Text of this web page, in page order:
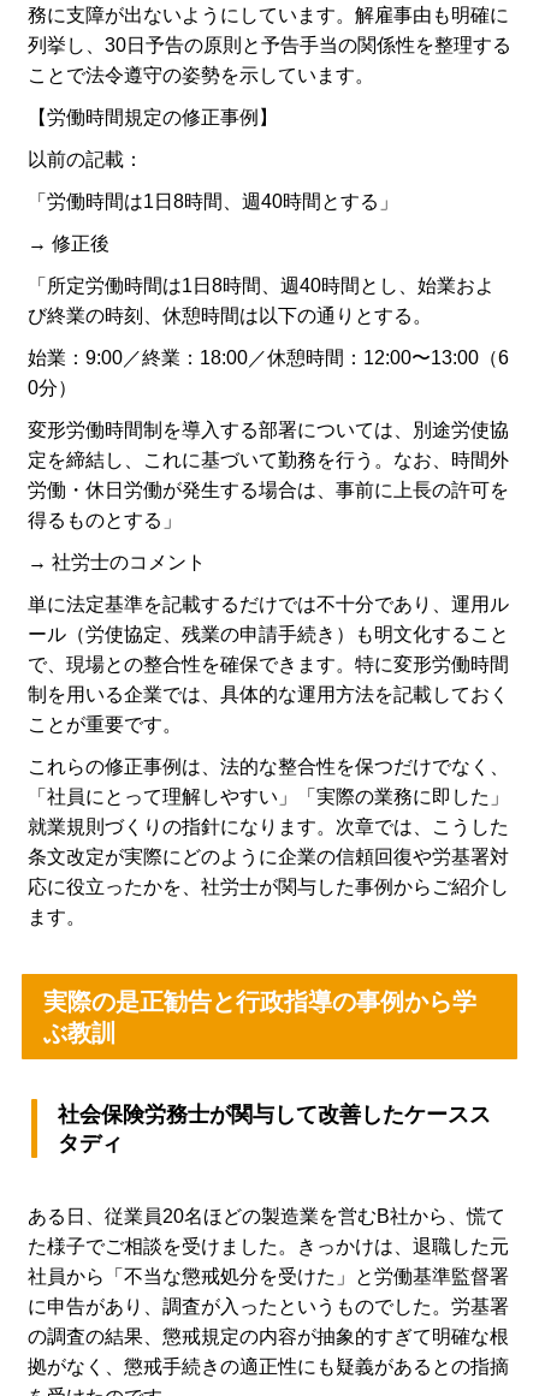
務に支障が出ないようにしています。解雇事由も明確に
列挙し、30日予告の原則と予告手当の関係性を整理する
ことで法令遵守の姿勢を示しています。
【労働時間規定の修正事例】
以前の記載：
「労働時間は1日8時間、週40時間とする」
→ 修正後
「所定労働時間は1日8時間、週40時間とし、始業およ
び終業の時刻、休憩時間は以下の通りとする。
始業：9:00／終業：18:00／休憩時間：12:00〜13:00（6
0分）
変形労働時間制を導入する部署については、別途労使協
定を締結し、これに基づいて勤務を行う。なお、時間外
労働・休日労働が発生する場合は、事前に上長の許可を
得るものとする」
→ 社労士のコメント
単に法定基準を記載するだけでは不十分であり、運用ル
ール（労使協定、残業の申請手続き）も明文化すること
で、現場との整合性を確保できます。特に変形労働時間
制を用いる企業では、具体的な運用方法を記載しておく
ことが重要です。
これらの修正事例は、法的な整合性を保つだけでなく、
「社員にとって理解しやすい」「実際の業務に即した」
就業規則づくりの指針になります。次章では、こうした
条文改定が実際にどのように企業の信頼回復や労基署対
応に役立ったかを、社労士が関与した事例からご紹介し
ます。
実際の是正勧告と行政指導の事例から学
ぶ教訓
社会保険労務士が関与して改善したケースス
タディ
ある日、従業員20名ほどの製造業を営むB社から、慌て
た様子でご相談を受けました。きっかけは、退職した元
社員から「不当な懲戒処分を受けた」と労働基準監督署
に申告があり、調査が入ったというものでした。労基署
の調査の結果、懲戒規定の内容が抽象的すぎて明確な根
拠がなく、懲戒手続きの適正性にも疑義があるとの指摘